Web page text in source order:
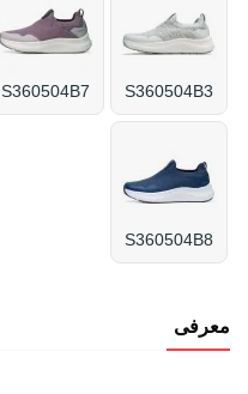
S360504B3
S360504B7
S360504B8
معرفی